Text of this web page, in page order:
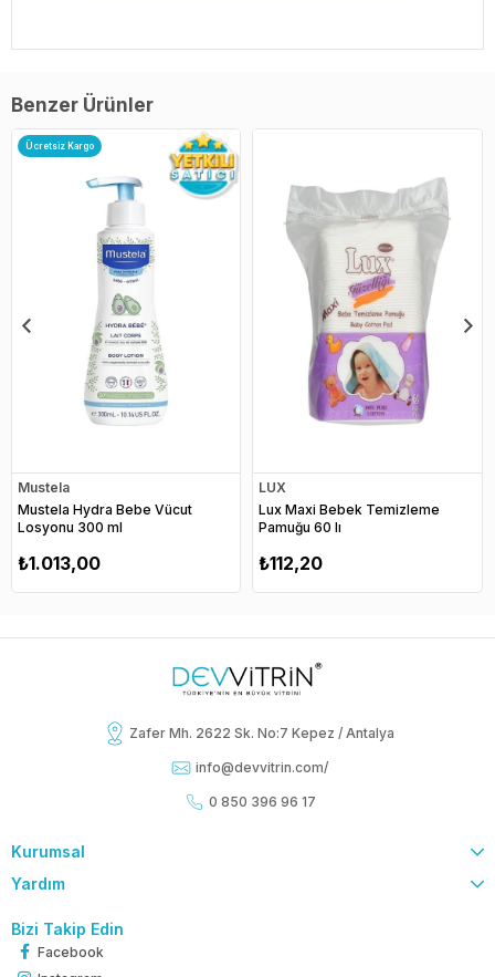
Benzer Ürünler
Mustela
Mustela Hydra Bebe Vücut
Losyonu 300 ml
₺1.013,00
Ücretsiz Kargo
LUX
Lux Maxi Bebek Temizleme
Pamuğu 60 lı
₺112,20
Zafer Mh. 2622 Sk. No:7 Kepez / Antalya
info@devvitrin.com/
0 850 396 96 17
Kurumsal
Yardım
Bizi Takip Edin
Facebook